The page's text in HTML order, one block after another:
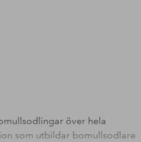
över hela
som utbildar bomullsodlare